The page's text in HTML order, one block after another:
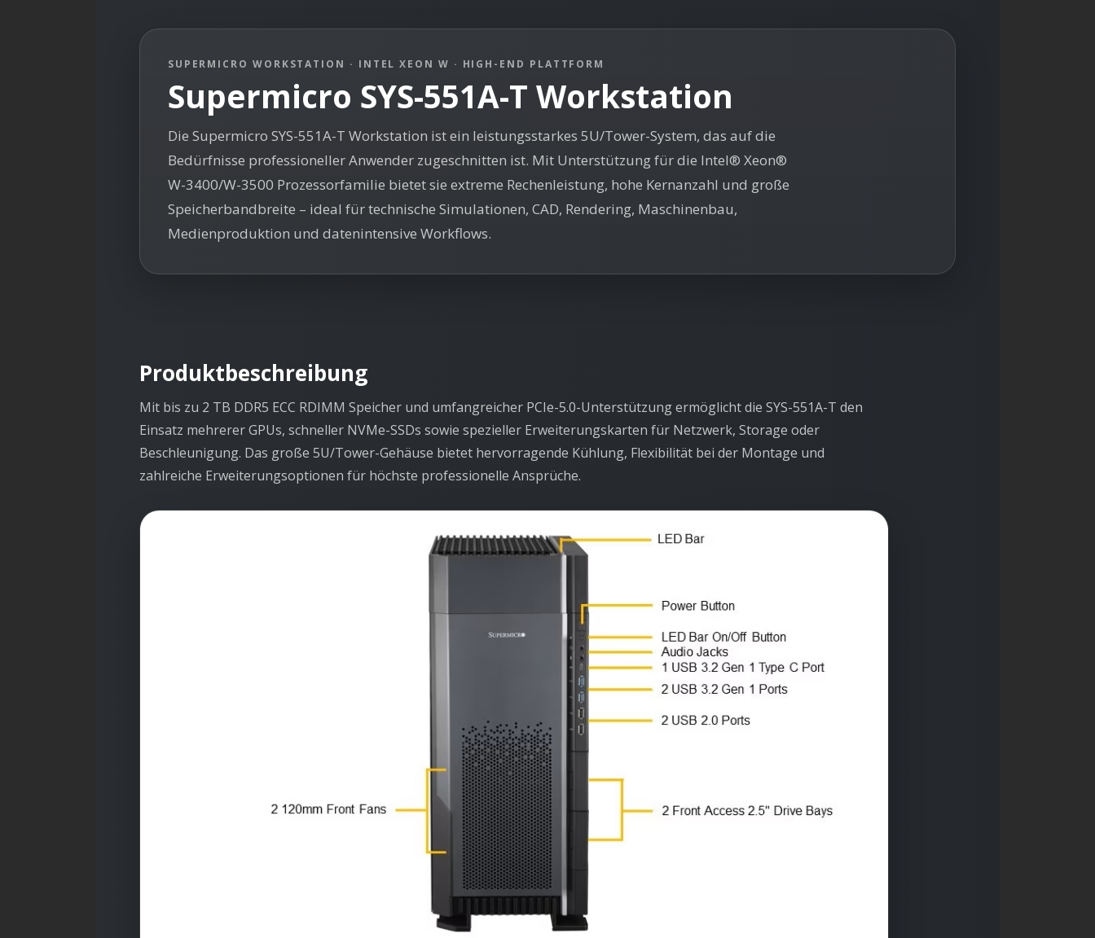
SUPERMICRO WORKSTATION · INTEL XEON W · HIGH-END PLATTFORM
Supermicro SYS-551A-T Workstation
Die Supermicro SYS-551A-T Workstation ist ein leistungsstarkes 5U/Tower-System, das auf die
Bedürfnisse professioneller Anwender zugeschnitten ist. Mit Unterstützung für die Intel® Xeon®
W-3400/W-3500 Prozessorfamilie bietet sie extreme Rechenleistung, hohe Kernanzahl und große
Speicherbandbreite – ideal für technische Simulationen, CAD, Rendering, Maschinenbau,
Medienproduktion und datenintensive Workflows.
Produktbeschreibung
Mit bis zu 2 TB DDR5 ECC RDIMM Speicher und umfangreicher PCIe-5.0-Unterstützung ermöglicht die SYS-551A-T den
Einsatz mehrerer GPUs, schneller NVMe-SSDs sowie spezieller Erweiterungskarten für Netzwerk, Storage oder
Beschleunigung. Das große 5U/Tower-Gehäuse bietet hervorragende Kühlung, Flexibilität bei der Montage und
zahlreiche Erweiterungsoptionen für höchste professionelle Ansprüche.